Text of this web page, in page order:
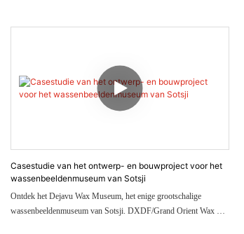
Casestudie van het ontwerp- en bouwproject voor het
wassenbeeldenmuseum van Sotsji
Ontdek het Dejavu Wax Museum, het enige grootschalige
wassenbeeldenmuseum van Sotsji. DXDF/Grand Orient Wax Art